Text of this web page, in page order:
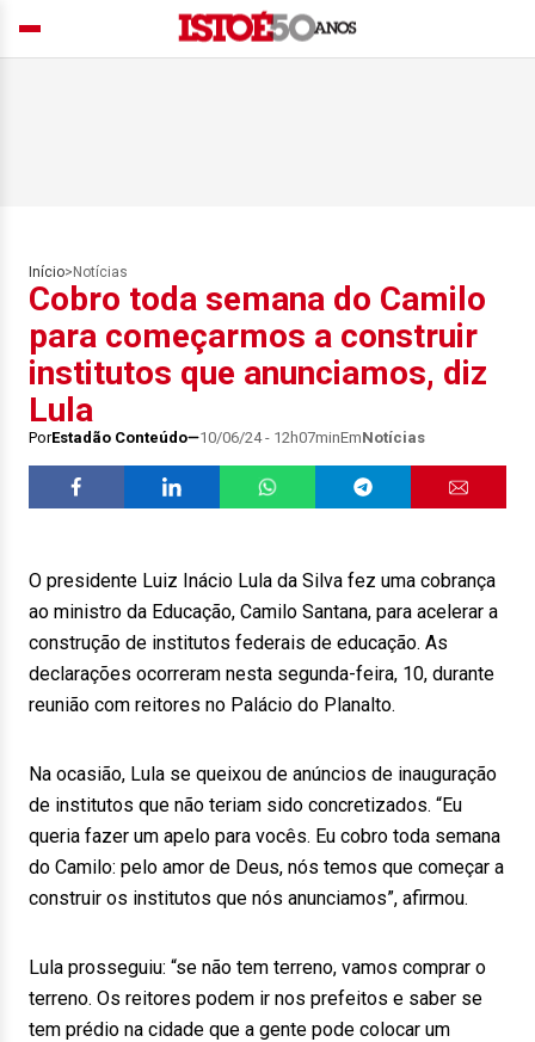
Início> Notícias
Cobro toda semana do Camilo
para começarmos a construir
institutos que anunciamos, diz
Lula
PorEstadão Conteúdo 10/06/24 - 12h07minEmNotícias
O presidente Luiz Inácio Lula da Silva fez uma cobrança
ao ministro da Educação, Camilo Santana, para acelerar a
construção de institutos federais de educação. As
declarações ocorreram nesta segunda-feira, 10, durante
reunião com reitores no Palácio do Planalto.
Na ocasião, Lula se queixou de anúncios de inauguração
de institutos que não teriam sido concretizados. “Eu
queria fazer um apelo para vocês. Eu cobro toda semana
do Camilo: pelo amor de Deus, nós temos que começar a
construir os institutos que nós anunciamos”, afirmou.
Lula prosseguiu: “se não tem terreno, vamos comprar o
terreno. Os reitores podem ir nos prefeitos e saber se
tem prédio na cidade que a gente pode colocar um